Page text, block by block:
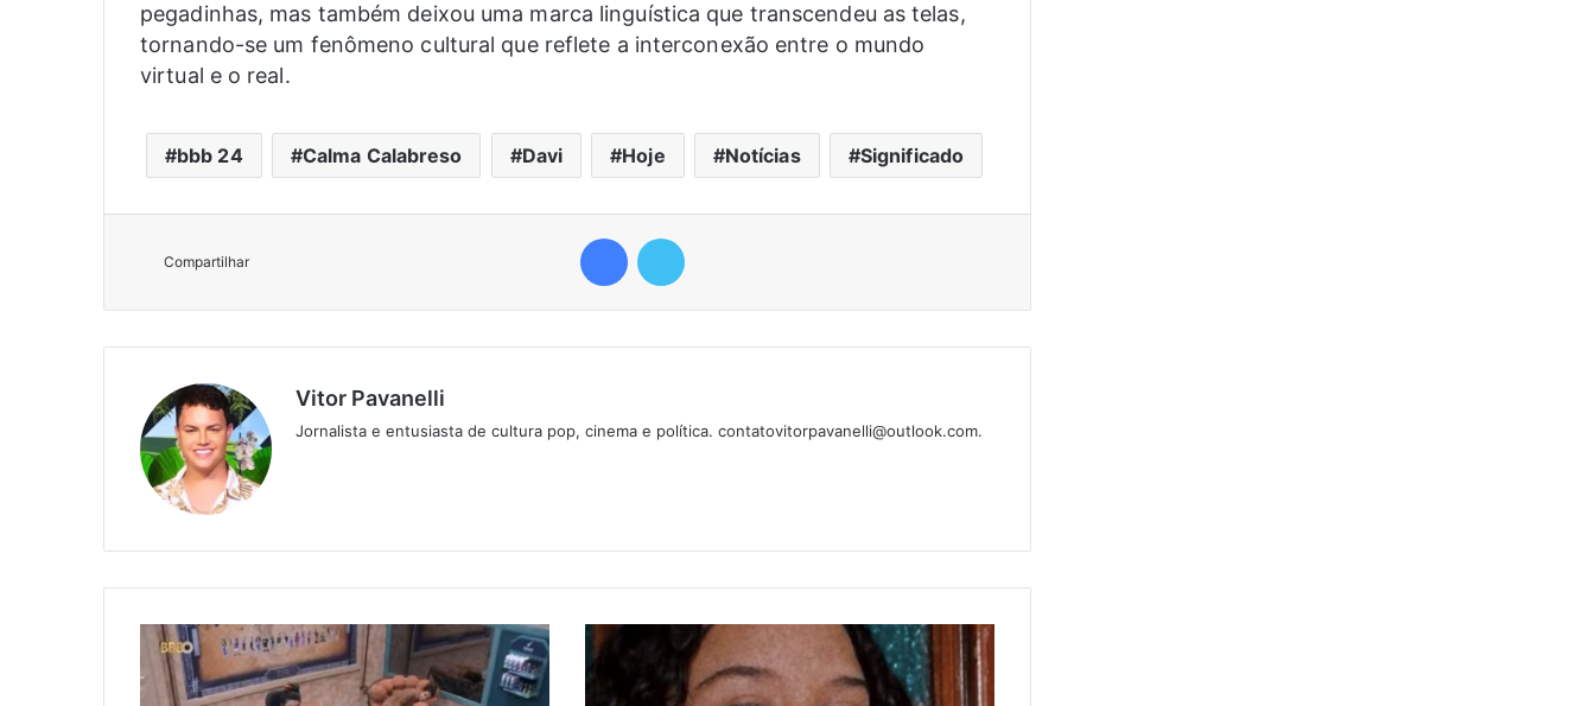
pegadinhas, mas também deixou uma marca linguística que transcendeu as telas,
tornando-se um fenômeno cultural que reflete a interconexão entre o mundo
virtual e o real.
bbb 24 Calma Calabreso Davi Hoje Notícias Significado
Compartilhar
Facebook
Vitor Pavanelli
Jornalista e entusiasta de cultura pop, cinema e política. contatovitorpavanelli@outlook.com.